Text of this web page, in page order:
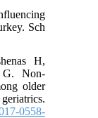
Sch
H,
G. Non-
older
0558-